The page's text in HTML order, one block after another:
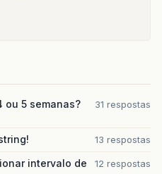
ou 5 semanas?
31 respostas
13 respostas
intervalo de
12 respostas